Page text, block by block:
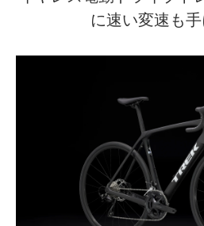
に速い変速も手